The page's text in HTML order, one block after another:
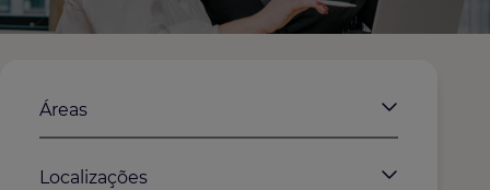
Áreas
Localizações